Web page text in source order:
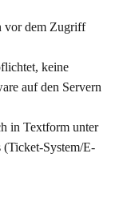
vor dem Zugriff
keine
auf den Servern
in Textform unter
(Ticket-System/E-